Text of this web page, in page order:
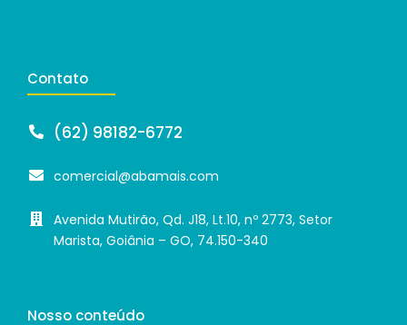
Contato
(62) 98182-6772
comercial@abamais.com
Avenida Mutirão, Qd. J18, Lt.10, nº 2773, Setor
Marista, Goiânia – GO, 74.150-340
Nosso conteúdo